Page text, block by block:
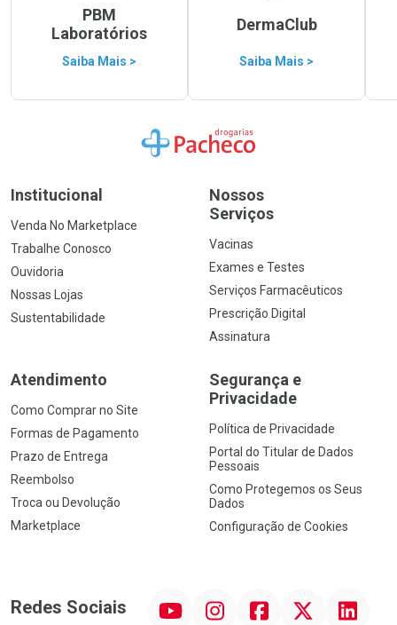
PBM
Laboratórios
Saiba Mais >
DermaClub
Saiba Mais >
Ir para a Home
Institucional
Venda No Marketplace
Trabalhe Conosco
Ouvidoria
Nossas Lojas
Sustentabilidade
Nossos
Serviços
Vacinas
Exames e Testes
Serviços Farmacêuticos
Prescrição Digital
Assinatura
Atendimento
Como Comprar no Site
Formas de Pagamento
Prazo de Entrega
Reembolso
Troca ou Devolução
Marketplace
Segurança e
Privacidade
Política de Privacidade
Portal do Titular de Dados
Pessoais
Como Protegemos os Seus
Dados
Configuração de Cookies
Redes Sociais InstagramFacebook Linkedin